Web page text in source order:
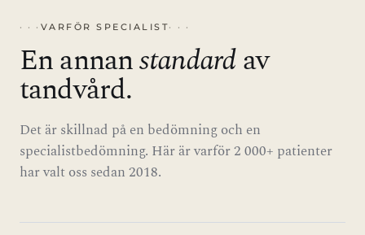
VARFÖR SPECIALIST
En annanstandardav
tandvård.
Det är skillnad på en bedömning och en
specialistbedömning. Här är varför 2 000+ patienter
har valt oss sedan 2018.